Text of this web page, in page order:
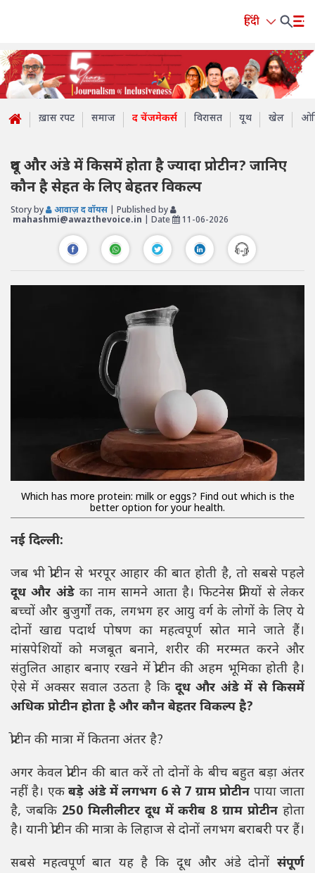
हिंदी
ख़ास रपट समाज द चेंजमेकर्स विरासत यूथ खेल
दूध और अंडे में किसमें होता है ज्यादा प्रोटीन? जानिए
कौन है सेहत के लिए बेहतर विकल्प
Story by आवाज़ द वॉयस
| Published by
mahashmi@awazthevoice.in | Date 11-06-2026
Which has more protein: milk or eggs? Find out which is the
better option for your health.
नई दिल्ली:
जब भी प्रोटीन से भरपूर आहार की बात होती है, तो सबसे पहले
दूध और अंडेका नाम सामने आता है। फिटनेस प्रेमियों से लेकर
बच्चों और बुजुर्गों तक, लगभग हर आयु वर्ग के लोगों के लिए ये
दोनों खाद्य पदार्थ पोषण का महत्वपूर्ण स्रोत माने जाते हैं।
मांसपेशियों को मजबूत बनाने, शरीर की मरम्मत करने और
संतुलित आहार बनाए रखने में प्रोटीन की अहम भूमिका होती है।
ऐसे में अक्सर सवाल उठता है कि दूध और अंडे में से किसमें
अधिक प्रोटीन होता है और कौन बेहतर विकल्प है?
प्रोटीन की मात्रा में कितना अंतर है?
अगर केवल प्रोटीन की बात करें तो दोनों के बीच बहुत बड़ा अंतर
नहीं है। एकबड़े अंडे में लगभग 6 से 7 ग्राम प्रोटीन पाया जाता
है, जबकि 250 मिलीलीटर दूध में करीब 8 ग्राम प्रोटीन होता
है। यानी प्रोटीन की मात्रा के लिहाज से दोनों लगभग बराबरी पर हैं।
सबसे महत्वपूर्ण बात यह है कि दूध और अंडे दोनों संपूर्ण